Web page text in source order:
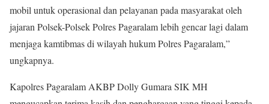
mobil untuk operasional dan pelayanan pada masyarakat oleh
jajaran Polsek-Polsek Polres Pagaralam lebih gencar lagi dalam
menjaga kamtibmas di wilayah hukum Polres Pagaralam,”
ungkapnya.
Kapolres Pagaralam AKBP Dolly Gumara SIK MH